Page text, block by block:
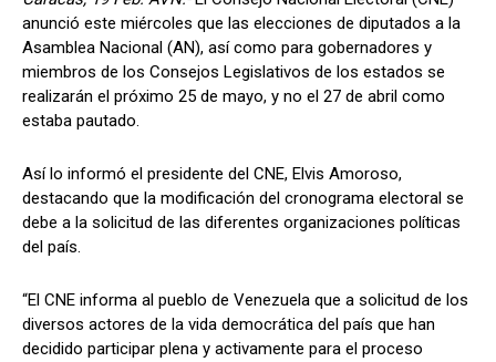
anunció este miércoles que las elecciones de diputados a la
Asamblea Nacional (AN), así como para gobernadores y
miembros de los Consejos Legislativos de los estados se
realizarán el próximo 25 de mayo, y no el 27 de abril como
estaba pautado.
Así lo informó el presidente del CNE, Elvis Amoroso,
destacando que la modificación del cronograma electoral se
debe a la solicitud de las diferentes organizaciones políticas
del país.
“El CNE informa al pueblo de Venezuela que a solicitud de los
diversos actores de la vida democrática del país que han
decidido participar plena y activamente para el proceso